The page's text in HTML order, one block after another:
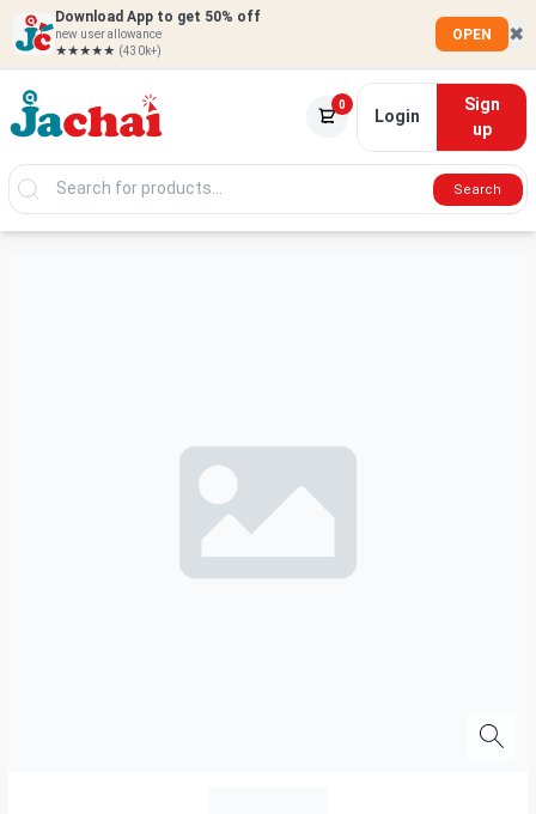
Download App to get 50% off
new user allowance
★★★★★ (430k+)
OPEN ✖
0
Login
Sign
up
Search